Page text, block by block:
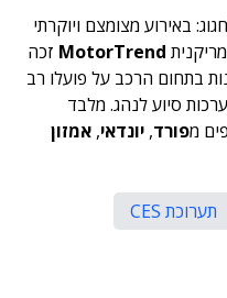
באירוע מצומצם ויוקרתי
MotorTrend זכה
בתחום הרכב על פועלו רב
סיוע לנהג. מלבד
מפורד, יונדאי, אמזון
תערוכת CES